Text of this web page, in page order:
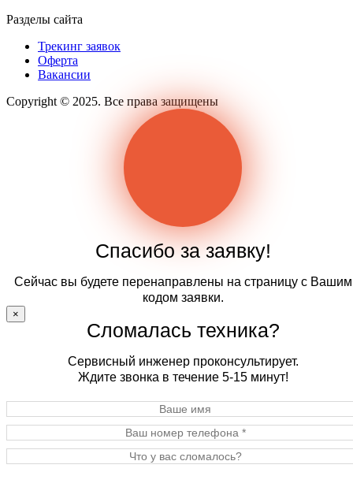
Разделы сайта
Трекинг заявок
Оферта
Вакансии
Copyright © 2025. Все права защищены
Спасибо за заявку!
Сейчас вы будете перенаправлены на страницу с Вашим
кодом заявки.
×
Сломалась техника?
Сервисный инженер проконсультирует.
Ждите звонка в течение 5-15 минут!